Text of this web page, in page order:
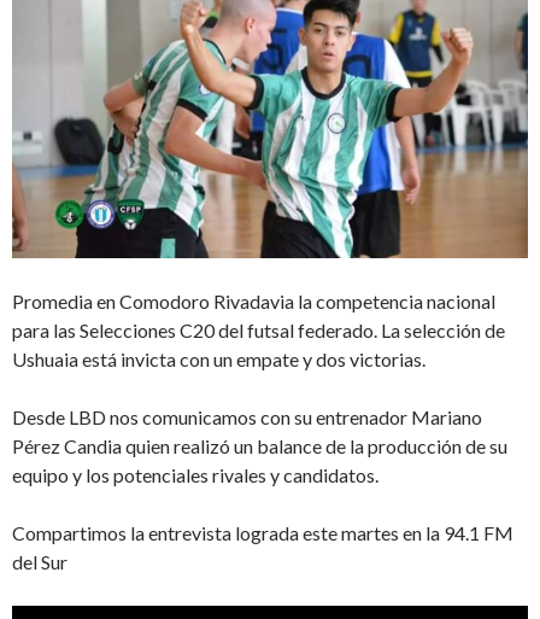
Promedia en Comodoro Rivadavia la competencia nacional
para las Selecciones C20 del futsal federado. La selección de
Ushuaia está invicta con un empate y dos victorias.
Desde LBD nos comunicamos con su entrenador Mariano
Pérez Candia quien realizó un balance de la producción de su
equipo y los potenciales rivales y candidatos.
Compartimos la entrevista lograda este martes en la 94.1 FM
del Sur